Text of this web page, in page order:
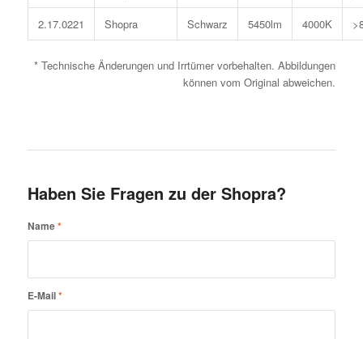
2.17.0221 Shopra Schwarz 5450lm 4000K
* Technische Änderungen und Irrtümer vorbehalten. Abbildungen
können vom Original abweichen.
Haben Sie Fragen zu der Shopra?
Name*
E-Mail*